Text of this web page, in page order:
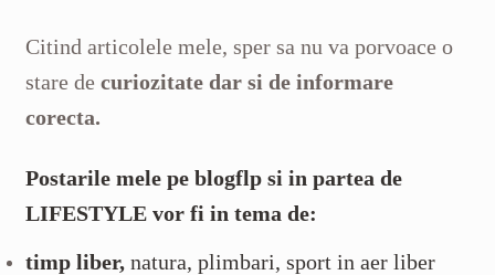
Citind articolele mele, sper sa nu va porvoace o
stare de curiozitate dar si de informare
corecta.
Postarile mele pe blogflp si in partea de
LIFESTYLE vor fi in tema de:
timp liber,natura, plimbari, sport in aer liber